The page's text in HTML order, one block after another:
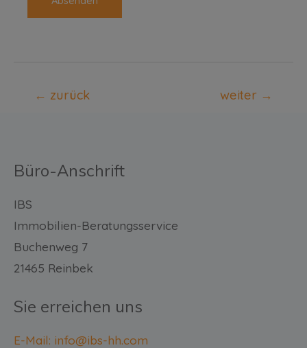
← zurück weiter →
Büro-Anschrift
IBS
Immobilien-Beratungsservice
Buchenweg 7
21465 Reinbek
Sie erreichen uns
E-Mail: info@ibs-hh.com